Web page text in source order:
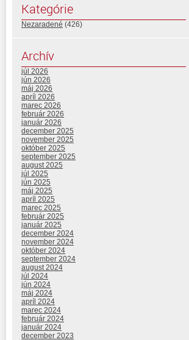
Kategórie
Nezaradené (426)
Archív
júl 2026
jún 2026
máj 2026
apríl 2026
marec 2026
február 2026
január 2026
december 2025
november 2025
október 2025
september 2025
august 2025
júl 2025
jún 2025
máj 2025
apríl 2025
marec 2025
február 2025
január 2025
december 2024
november 2024
október 2024
september 2024
august 2024
júl 2024
jún 2024
máj 2024
apríl 2024
marec 2024
február 2024
január 2024
december 2023